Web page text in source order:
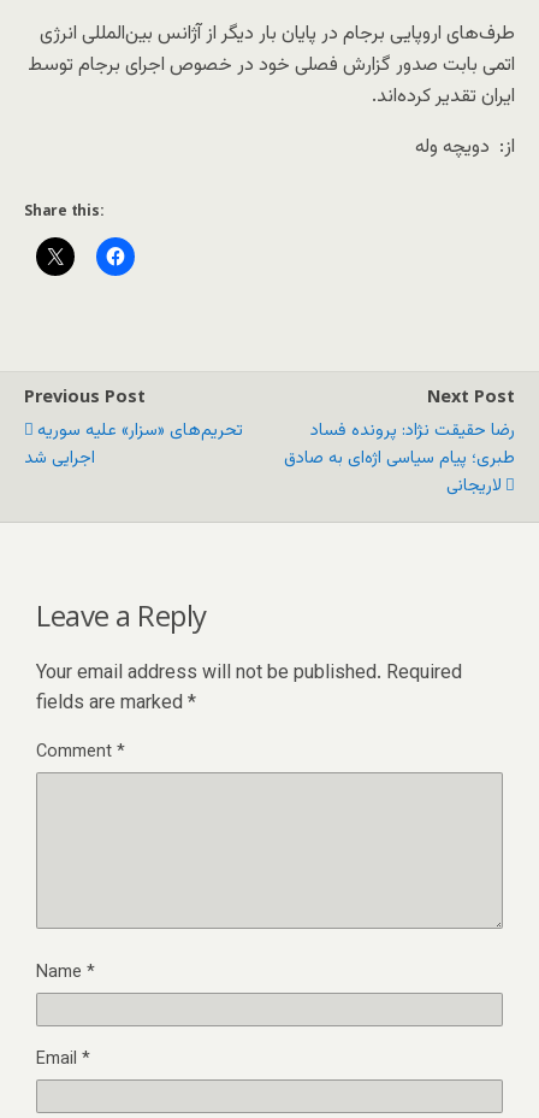
طرف‌های اروپایی برجام در پایان بار دیگر از آژانس بین‌المللی انرژی
اتمی بابت صدور گزارش فصلی خود در خصوص اجرای برجام توسط
ایران تقدیر کرده‌اند.
از: دویچه وله
Share this:
Previous Post
تحریم‌‌های «سزار» علیه سوریه
اجرایی شد
Next Post
رضا حقیقت نژاد: پرونده فساد
طبری؛ پیام سیاسی اژه‌ای به صادق
لاریجانی
Leave a Reply
Your email address will not be published. Required
fields are marked *
Comment*
Name *
Email *